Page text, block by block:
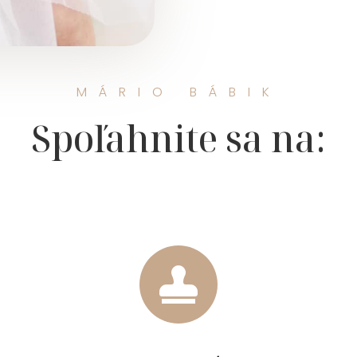
MÁRIO BÁBIK
Spoľahnite sa na:
